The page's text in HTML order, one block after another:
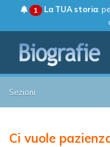
1 La TUA storia:
Sezioni
Ci vuole